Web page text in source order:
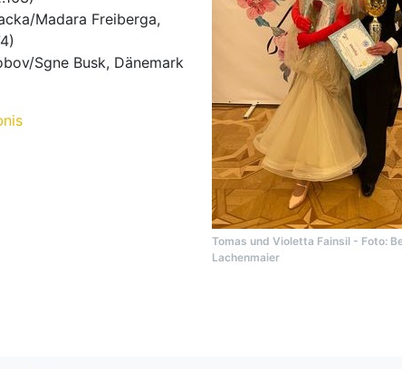
Tomas und Violetta Fainsil - Foto:
Lachenmaier
Madara Freiberga,
Sgne Busk, Dänemark